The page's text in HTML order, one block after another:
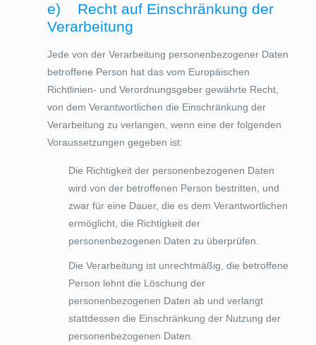
e) Recht auf Einschränkung der
Verarbeitung
Jede von der Verarbeitung personenbezogener Daten
betroffene Person hat das vom Europäischen
Richtlinien- und Verordnungsgeber gewährte Recht,
von dem Verantwortlichen die Einschränkung der
Verarbeitung zu verlangen, wenn eine der folgenden
Voraussetzungen gegeben ist:
Die Richtigkeit der personenbezogenen Daten
wird von der betroffenen Person bestritten, und
zwar für eine Dauer, die es dem Verantwortlichen
ermöglicht, die Richtigkeit der
personenbezogenen Daten zu überprüfen.
Die Verarbeitung ist unrechtmäßig, die betroffene
Person lehnt die Löschung der
personenbezogenen Daten ab und verlangt
stattdessen die Einschränkung der Nutzung der
personenbezogenen Daten.